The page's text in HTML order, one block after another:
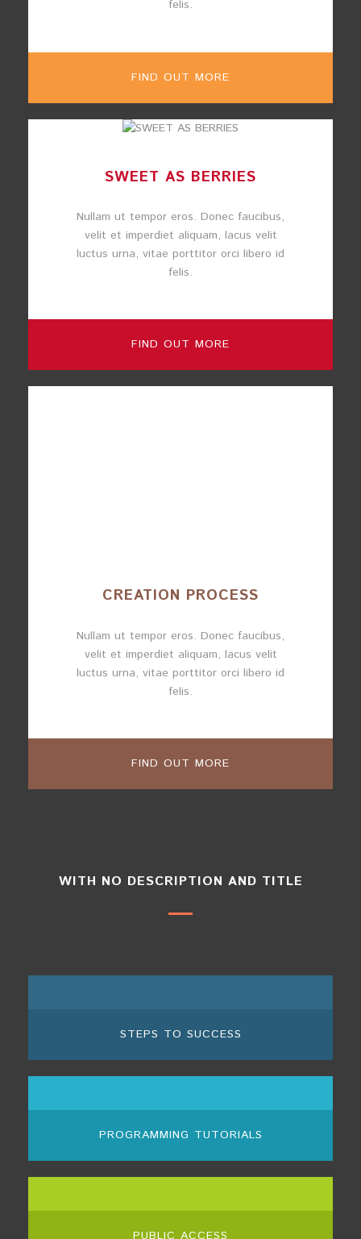
felis.
FIND OUT MORE
SWEET AS BERRIES
Nullam ut tempor eros. Donec faucibus,
velit et imperdiet aliquam, lacus velit
luctus urna, vitae porttitor orci libero id
felis.
FIND OUT MORE
CREATION PROCESS
Nullam ut tempor eros. Donec faucibus,
velit et imperdiet aliquam, lacus velit
luctus urna, vitae porttitor orci libero id
felis.
FIND OUT MORE
WITH NO DESCRIPTION AND TITLE
STEPS TO SUCCESS
PROGRAMMING TUTORIALS
PUBLIC ACCESS